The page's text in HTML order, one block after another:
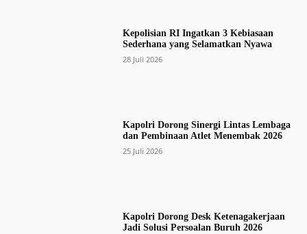
Kepolisian RI Ingatkan 3 Kebiasaan
Sederhana yang Selamatkan Nyawa
28 Juli 2026
Kapolri Dorong Sinergi Lintas Lembaga
dan Pembinaan Atlet Menembak 2026
25 Juli 2026
Kapolri Dorong Desk Ketenagakerjaan
Jadi Solusi Persoalan Buruh 2026